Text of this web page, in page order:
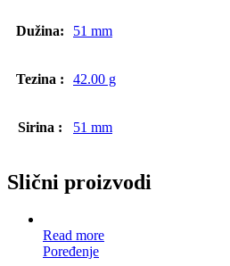
Dužina: 51 mm
Tezina : 42.00 g
Sirina : 51 mm
Slični proizvodi
Read more
Poređenje